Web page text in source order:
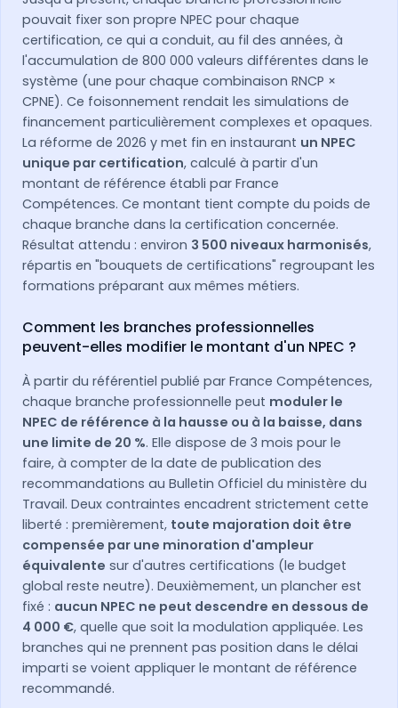
pouvait fixer son propre NPEC pour chaque
certification, ce qui a conduit, au fil des années, à
l'accumulation de 800 000 valeurs différentes dans le
système (une pour chaque combinaison RNCP ×
CPNE). Ce foisonnement rendait les simulations de
financement particulièrement complexes et opaques.
La réforme de 2026 y met fin en instaurant un NPEC
unique par certification, calculé à partir d'un
montant de référence établi par France
Compétences. Ce montant tient compte du poids de
chaque branche dans la certification concernée.
Résultat attendu : environ 3 500 niveaux harmonisés,
répartis en "bouquets de certifications" regroupant les
formations préparant aux mêmes métiers.
Comment les branches professionnelles
peuvent-elles modifier le montant d'un NPEC ?
À partir du référentiel publié par France Compétences,
chaque branche professionnelle peut moduler le
NPEC de référence à la hausse ou à la baisse, dans
une limite de 20 %. Elle dispose de 3 mois pour le
faire, à compter de la date de publication des
recommandations au Bulletin Officiel du ministère du
Travail. Deux contraintes encadrent strictement cette
liberté : premièrement, toute majoration doit être
compensée par une minoration d'ampleur
équivalente sur d'autres certifications (le budget
global reste neutre). Deuxièmement, un plancher est
fixé : aucun NPEC ne peut descendre en dessous de
4 000 €, quelle que soit la modulation appliquée. Les
branches qui ne prennent pas position dans le délai
imparti se voient appliquer le montant de référence
recommandé.